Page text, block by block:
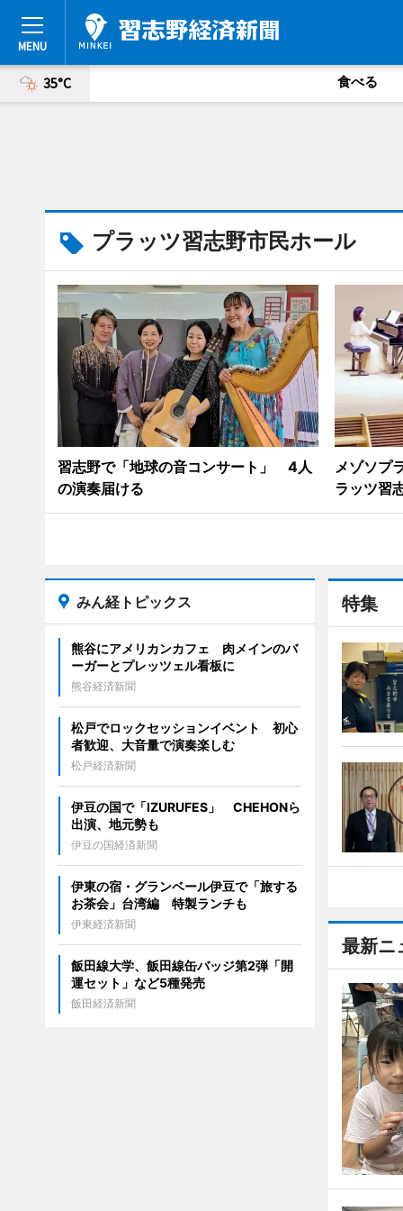
35°C 食べる
プラッツ習志野市民ホール
習志野で「地球の音コンサート」 4人
の演奏届ける
メゾソプ
ラッツ習
特集
最新ニ
みん経トピックス
熊谷にアメリカンカフェ 肉メインのバ
ーガーとプレッツェル看板に
熊谷経済新聞
松戸でロックセッションイベント 初心
者歓迎、大音量で演奏楽しむ
松戸経済新聞
伊豆の国で「IZURUFES」 CHEHONら
出演、地元勢も
伊豆の国経済新聞
伊東の宿・グランベール伊豆で「旅する
お茶会」台湾編 特製ランチも
伊東経済新聞
飯田線大学、飯田線缶バッジ第2弾「開
運セット」など5種発売
飯田経済新聞